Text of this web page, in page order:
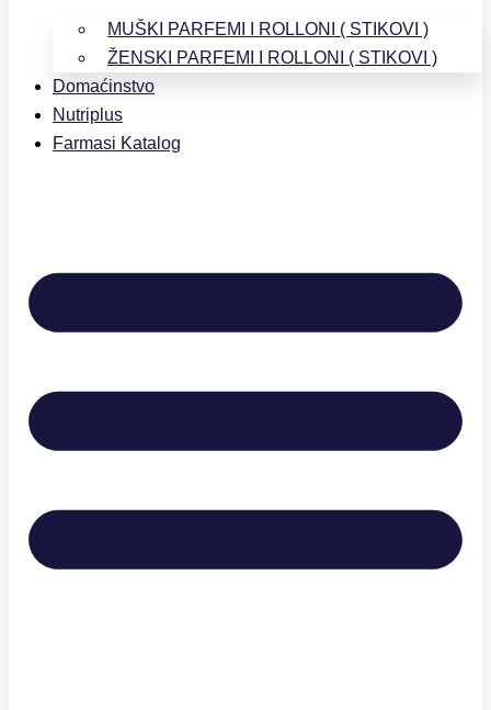
MUŠKI PARFEMI I ROLLONI ( STIKOVI )
ŽENSKI PARFEMI I ROLLONI ( STIKOVI )
Domaćinstvo
Nutriplus
Farmasi Katalog